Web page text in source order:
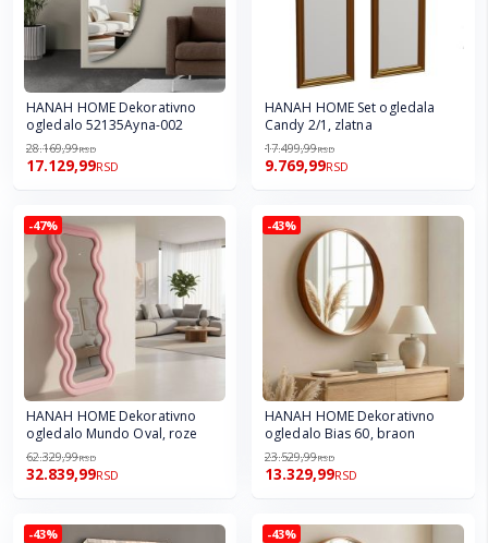
HANAH HOME Dekorativno
ogledalo 52135Ayna-002
28.169,99RSD
17.129,99RSD
HANAH HOME Set ogledala
Candy 2/1, zlatna
17.499,99RSD
9.769,99RSD
-47%
HANAH HOME Dekorativno
ogledalo Mundo Oval, roze
62.329,99RSD
32.839,99RSD
-43%
HANAH HOME Dekorativno
ogledalo Bias 60, braon
23.529,99RSD
13.329,99RSD
-43% -43%